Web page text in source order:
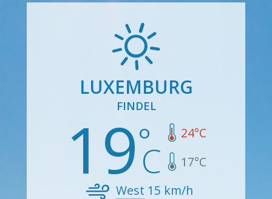
LUXEMBURG
FINDEL
19 24°C
17°C
West 15 km/h